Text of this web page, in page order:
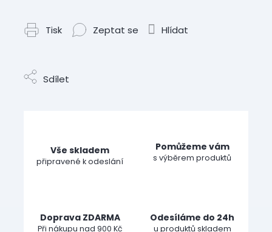
Tisk Zeptat se Hlídat
Sdílet
Vše skladem
připravené k odeslání
Pomůžeme vám
s výběrem produktů
Doprava ZDARMA
Při nákupu nad 900 Kč
Odesíláme do 24h
u produktů skladem